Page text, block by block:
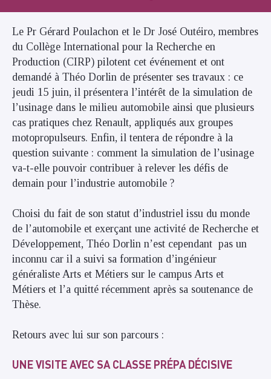
Le Pr Gérard Poulachon et le Dr José Outéiro, membres
du Collège International pour la Recherche en
Production (CIRP) pilotent cet événement et ont
demandé à Théo Dorlin de présenter ses travaux : ce
jeudi 15 juin, il présentera l’intérêt de la simulation de
l’usinage dans le milieu automobile ainsi que plusieurs
cas pratiques chez Renault, appliqués aux groupes
motopropulseurs. Enfin, il tentera de répondre à la
question suivante : comment la simulation de l’usinage
va-t-elle pouvoir contribuer à relever les défis de
demain pour l’industrie automobile ?
Choisi du fait de son statut d’industriel issu du monde
de l’automobile et exerçant une activité de Recherche et
Développement, Théo Dorlin n’est cependant pas un
inconnu car il a suivi sa formation d’ingénieur
généraliste Arts et Métiers sur le campus Arts et
Métiers et l’a quitté récemment après sa soutenance de
Thèse.
Retours avec lui sur son parcours :
UNE VISITE AVEC SA CLASSE PRÉPA DÉCISIVE